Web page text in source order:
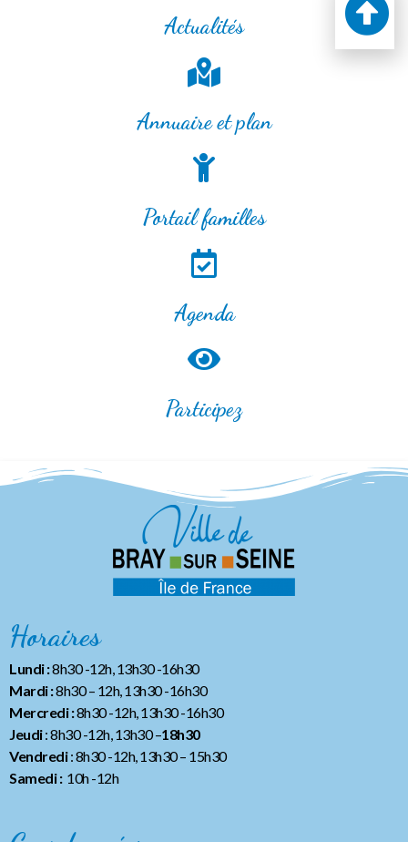
Actualités
Annuaire et plan
Portail familles
Agenda
Participez
Horaires
Lundi :8h30 -12h, 13h30 -16h30
Mardi :8h30 – 12h, 13h30 -16h30
Mercredi :8h30 -12h, 13h30 -16h30
Jeudi: 8h30 -12h, 13h30 –18h30
Vendredi: 8h30 -12h, 13h30– 15h30
Samedi :10h -12h